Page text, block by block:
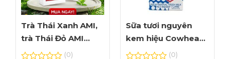
Trà Thái Xanh AMI,
trà Thái Đỏ AMI
thơm ngon, túi lọc
(0)
Sữa tươi nguyên
kem hiệu Cowhead
– hộp 1L
(0)